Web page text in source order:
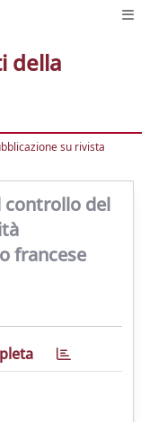
della
su rivista
controllo del
francese